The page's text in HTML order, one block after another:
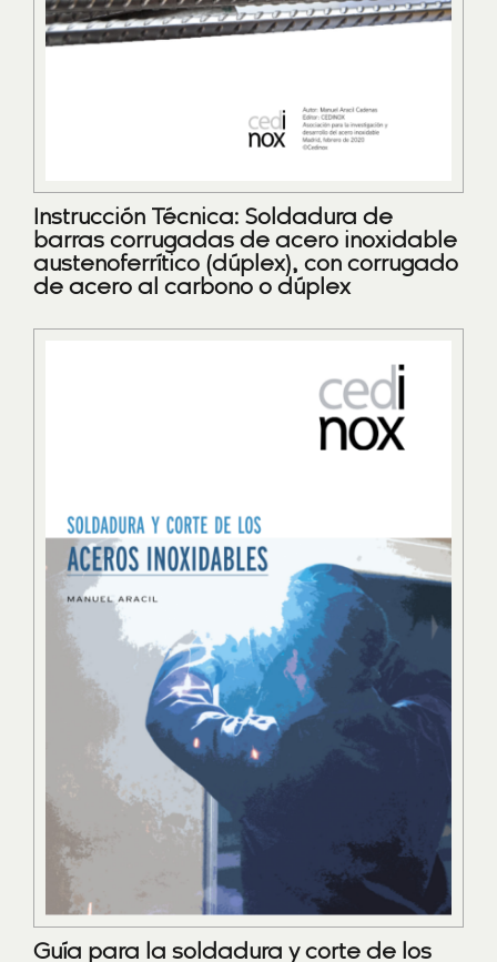
Instrucción Técnica: Soldadura de
barras corrugadas de acero inoxidable
austenoferrítico (dúplex), con corrugado
de acero al carbono o dúplex
Guía para la soldadura y corte de los